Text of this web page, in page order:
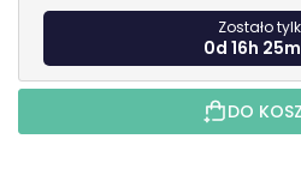
Zostało
0d 16h
DO